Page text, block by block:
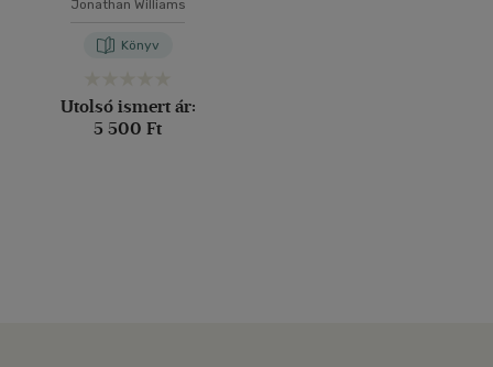
Jonathan Williams
Könyv
Utolsó ismert ár:
5 500 Ft